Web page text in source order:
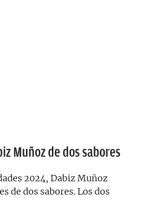
Muñoz de dos sabores
2024, Dabiz Muñoz
de dos sabores. Los dos